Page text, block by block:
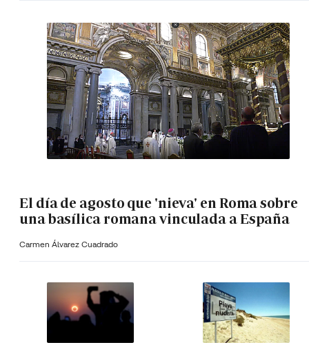
El día de agosto que 'nieva' en Roma sobre
una basílica romana vinculada a España
Carmen Álvarez Cuadrado